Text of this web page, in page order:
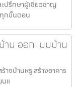
ปรึกษาผู้เชี่ยวชาญ
ทุกขั้นตอน
าน ออกแบบบ้าน
างบ้านหรู สร้างอาคาร
นแ